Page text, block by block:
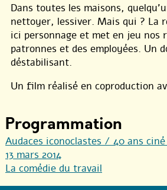
Dans toutes les maisons,
nettoyer, lessiver. Mais qui ? La
ici personnage et met en jeu nos
patronnes et des employées. Un
déstabilisant.
Un film réalisé en coproduction
Programmation
Audaces iconoclastes / 40 ans
13 mars 2014
La comédie du travail